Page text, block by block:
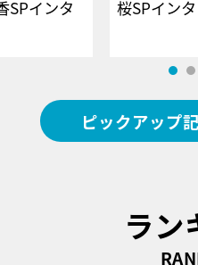
SPインタ
桜SPイ
ピックアップ
ラン